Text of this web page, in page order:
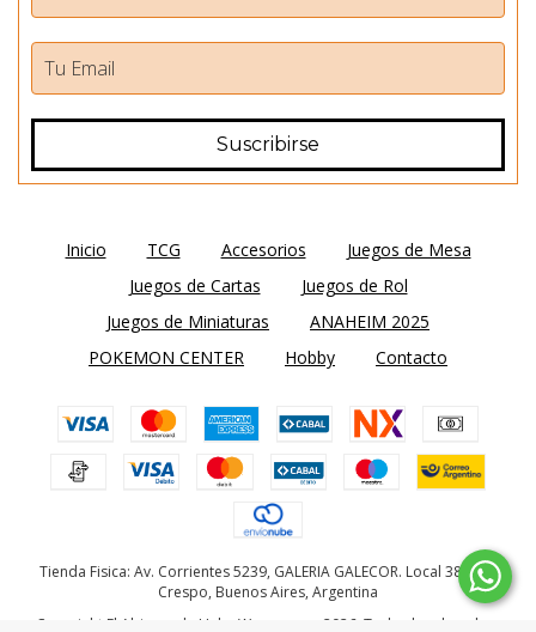
Inicio TCG Accesorios
Juegos de Mesa
Juegos de Cartas
Juegos de Rol
Juegos de Miniaturas
ANAHEIM 2025
POKEMON CENTER
Hobby Contacto
Tienda Fisica: Av. Corrientes 5239, GALERIA GALECOR. Local 38. Villa
Crespo, Buenos Aires, Argentina
Copyright El Abismo de Helm Wargames - 2026. Todos los derechos